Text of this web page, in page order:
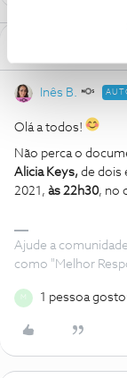
Inês B.
Olá a todos!
Não perca o
Alicia Keys, de dois
2021, às 22h30, no
Ajude a
como "Melhor
M 1 pessoa